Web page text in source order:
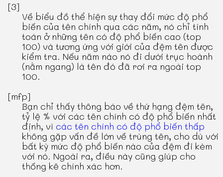
[3]
Về biểu đồ thể hiện sự thay đổi mức độ phổ
biến của tên chính qua các năm, nó chỉ tính
toán ở những tên có độ phổ biến cao (top
100) và tương ứng với giới của đệm tên được
kiểm tra. Nếu năm nào nó đi dưới trục hoành
(nằm ngang) là tên đó đã rơi ra ngoài top
100.
[mfp]
Bạn chỉ thấy thông báo về thứ hạng đệm tên,
tỷ lệ % với các tên chính có độ phổ biến nhất
định, vì các tên chính có độ phổ biến thấp
không gặp vấn đề lớn về trùng tên, cho dù với
bất kỳ mức độ phổ biến nào của đệm đi kèm
với nó. Ngoài ra, điều này cũng giúp cho
thống kê chính xác hơn.